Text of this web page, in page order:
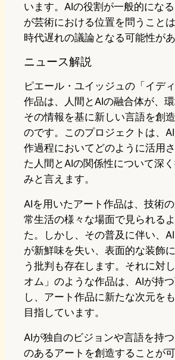
います。AIの役割が一般的にな
が芸術における位置を問うこと
時代遅れの議論となる可能性があ
ニュース解説
ピエール・ユイッジュの「イデ
作品は、人間とAIの融合体が、環
その情報を基に新しい言語を創
のです。このプロジェクトは、
作過程においてどのように活用
た人間とAIの関係性について深
みと言えます。
AIを用いたアート作品は、技術
常生活の様々な場面で見られる
た。しかし、その普及に伴い、
が新鮮味を失い、表面的な装飾
う批判も存在します。それに対
オム」のような作品は、AIが持
し、アート作品に新たな次元を
目指しています。
AIが独自のビジョンや言語を持
のあるアートを創造することが